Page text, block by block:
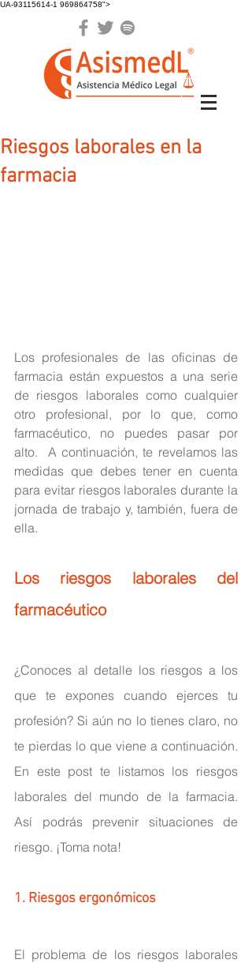
UA-93115614-1 969864758">
Riesgos laborales en la
farmacia
Los profesionales de las oficinas de
farmacia están expuestos a una serie
de riesgos laborales como cualquier
otro profesional, por lo que, como
farmacéutico, no puedes pasar por
alto.  A continuación, te revelamos las
medidas que debes tener en cuenta
para evitar riesgos laborales durante la
jornada de trabajo y, también, fuera de
ella.
Los riesgos laborales del
farmacéutico
¿Conoces al detalle los riesgos a los
que te expones cuando ejerces tu
profesión? Si aún no lo tienes claro, no
te pierdas lo que viene a continuación.
En este post te listamos los riesgos
laborales del mundo de la farmacia.
Así podrás prevenir situaciones de
riesgo. ¡Toma nota!
1. Riesgos ergonómicos
El problema de los riesgos laborales